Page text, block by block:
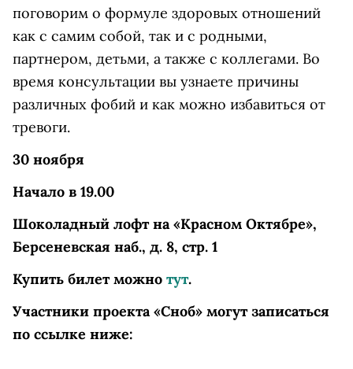
поговорим о формуле здоровых отношений
как с самим собой, так и с родными,
партнером, детьми, а также с коллегами. Во
время консультации вы узнаете причины
различных фобий и как можно избавиться от
тревоги.
30 ноября
Начало в 19.00
Шоколадный лофт на «Красном Октябре»,
Берсеневская наб., д. 8, стр. 1
Купить билет можно тут.
Участники проекта «Сноб» могут записаться
по ссылке ниже: